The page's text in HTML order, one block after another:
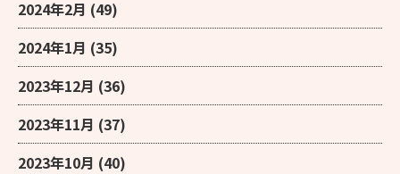
2024年2月 (49)
2024年1月 (35)
2023年12月 (36)
2023年11月 (37)
2023年10月 (40)